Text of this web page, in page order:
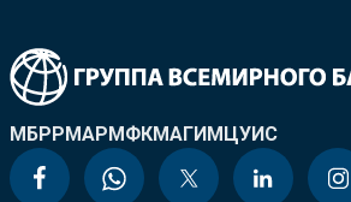
МБРРМАРМФКМАГИМЦУИС